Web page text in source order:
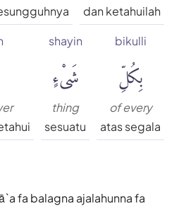
dan ketahuilah
bikulli
بِكُلِّ
of every
atas segala
shayin
شَىْءٍ
thing
sesuatu
fa balagna ajalahunna fa